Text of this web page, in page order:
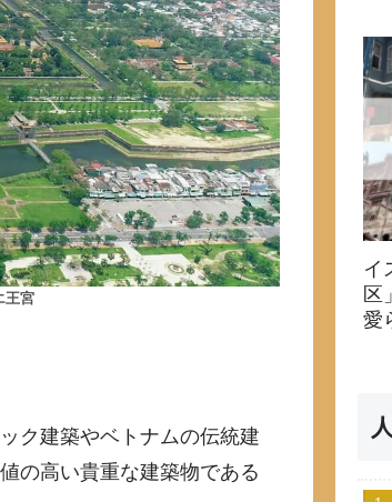
王宮
ク建築やベトナムの伝統建
の高い貴重な建築物である
イ
区
愛